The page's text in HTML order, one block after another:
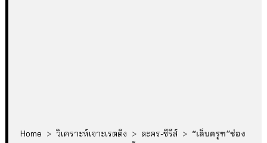
Home > วิเคราะห์เจาะเรตติง > ละคร-ซีรีส์ > “เล็บครุฑ”ช่อง